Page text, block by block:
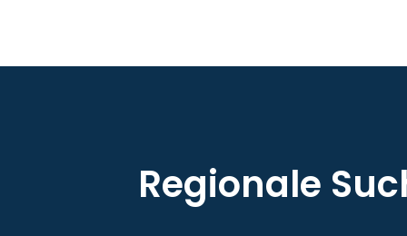
Regionale